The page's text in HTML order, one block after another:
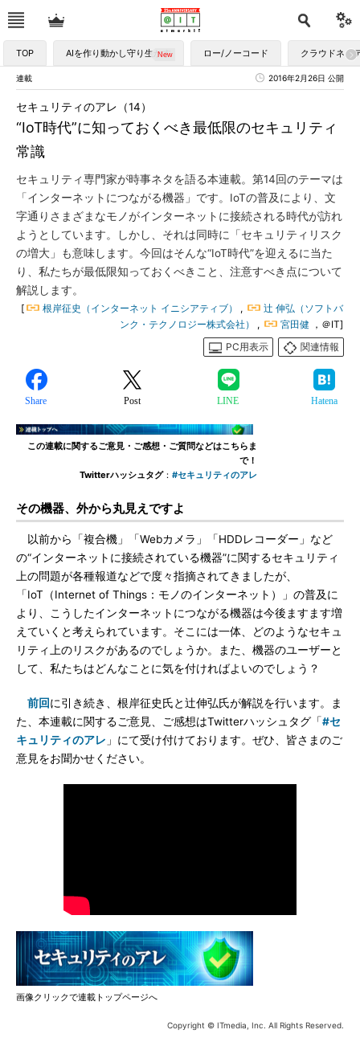
TOP AIを作り動かし守り生かす ロー/ノーコード クラウドネイ
連載 2016年2月26日 公開
“IoT時代”に知っておくべき最低限のセキュリティ
常識
セキュリティのアレ（14）
セキュリティ専門家が時事ネタを語る本連載。第14回のテーマは
「インターネットにつながる機器」です。IoTの普及により、文
字通りさまざまなモノがインターネットに接続される時代が訪れ
ようとしています。しかし、それは同時に「セキュリティリスク
の増大」も意味します。今回はそんな“IoT時代”を迎えるに当た
り、私たちが最低限知っておくべきこと、注意すべき点について
解説します。
[ 根岸征史（インターネット イニシアティブ） ,
辻 伸弘（ソフトバ
ンク・テクノロジー株式会社）
, 宮田健 ，＠IT]
PC用表示
関連情報
Share Post LINE Hatena
この連載に関するご意見・ご感想・ご質問などはこちらま
で！
Twitterハッシュタグ： #セキュリティのアレ
その機器、外から丸見えですよ
以前から「複合機」「Webカメラ」「HDDレコーダー」など
の“インターネットに接続されている機器”に関するセキュリティ
上の問題が各種報道などで度々指摘されてきましたが、
「IoT（Internet of Things：モノのインターネット）」の普及に
より、こうしたインターネットにつながる機器は今後ますます増
えていくと考えられています。そこには一体、どのようなセキュ
リティ上のリスクがあるのでしょうか。また、機器のユーザーと
して、私たちはどんなことに気を付ければよいのでしょう？
前回に引き続き、根岸征史氏と辻伸弘氏が解説を行います。ま
た、本連載に関するご意見、ご感想はTwitterハッシュタグ「#セ
キュリティのアレ 」にて受け付けております。ぜひ、皆さまのご
意見をお聞かせください。
画像クリックで連載トップページへ
Copyright © ITmedia, Inc. All Rights Reserved.